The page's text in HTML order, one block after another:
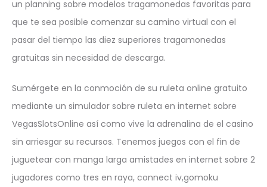
un planning sobre modelos tragamonedas favoritas para
que te sea posible comenzar su camino virtual con el
pasar del tiempo las diez superiores tragamonedas
gratuitas sin necesidad de descarga.
Sumérgete en la conmoción de su ruleta online gratuito
mediante un simulador sobre ruleta en internet sobre
VegasSlotsOnline así­ como vive la adrenalina de el casino
sin arriesgar su recursos. Tenemos juegos con el fin de
juguetear con manga larga amistades en internet sobre 2
jugadores como tres en raya, connect iv,gomoku